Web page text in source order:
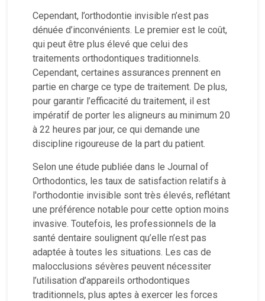
Cependant, l’orthodontie invisible n’est pas
dénuée d’inconvénients. Le premier est le coût,
qui peut être plus élevé que celui des
traitements orthodontiques traditionnels.
Cependant, certaines assurances prennent en
partie en charge ce type de traitement. De plus,
pour garantir l’efficacité du traitement, il est
impératif de porter les aligneurs au minimum 20
à 22 heures par jour, ce qui demande une
discipline rigoureuse de la part du patient.
Selon une étude publiée dans le Journal of
Orthodontics, les taux de satisfaction relatifs à
l'orthodontie invisible sont très élevés, reflétant
une préférence notable pour cette option moins
invasive. Toutefois, les professionnels de la
santé dentaire soulignent qu’elle n’est pas
adaptée à toutes les situations. Les cas de
malocclusions sévères peuvent nécessiter
l’utilisation d’appareils orthodontiques
traditionnels, plus aptes à exercer les forces